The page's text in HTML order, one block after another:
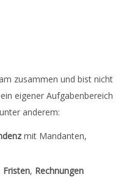
zusammen und bist nicht
eigener Aufgabenbereich
anderem:
mit Mandanten,
Fristen, Rechnungen